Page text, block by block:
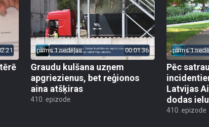
pirms 1 nedēļas 00:01:36
Graudu kulšana uzņem
apgriezienus, bet reģionos
aina atšķiras
410. epizode
pirms 1
Pēc
Latvijas
dodas
410. epizode